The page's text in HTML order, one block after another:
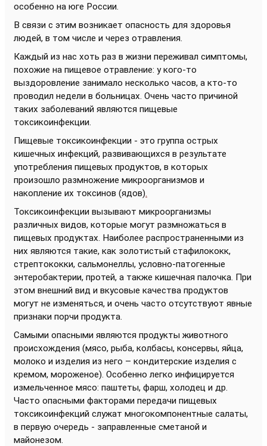
особенно на юге России.
В связи с этим возникает опасность для здоровья
людей, в том числе и через отравления.
Каждый из нас хоть раз в жизни переживал симптомы,
похожие на пищевое отравление: у кого-то
выздоровление занимало несколько часов, а кто-то
проводил недели в больницах. Очень часто причиной
таких заболеваний являются пищевые
токсикоинфекции.
Пищевые токсикоинфекции - это группа острых
кишечных инфекций, развивающихся в результате
употребления пищевых продуктов, в которых
произошло размножение микроорганизмов и
накопление их токсинов (ядов)
Токсикоинфекции вызывают микроорганизмы
различных видов, которые могут размножаться в
пищевых продуктах. Наиболее распространенными из
них являются такие, как золотистый стафилококк,
стрептококки, сальмонеллы, условно-патогенные
энтеробактерии, протей, а также кишечная палочка. При
этом внешний вид и вкусовые качества продуктов
могут не изменяться, и очень часто отсутствуют явные
признаки порчи продукта.
Самыми опасными являются продукты животного
происхождения (мясо, рыба, колбасы, консервы, яйца,
молоко и изделия из него – кондитерские изделия с
кремом, мороженое). Особенно легко инфицируется
измельченное мясо: паштеты, фарш, холодец и др.
Часто опасными факторами передачи пищевых
токсикоинфекций служат многокомпонентные салаты,
в первую очередь - заправленные сметаной и
майонезом.